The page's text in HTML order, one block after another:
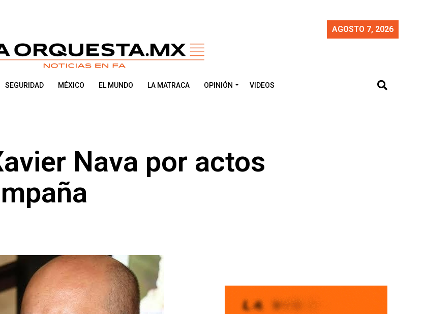
AGOSTO 7, 2026
SEGURIDAD MÉXICO EL MUNDO LA MATRACA OPINIÓN VIDEOS
Nava por actos